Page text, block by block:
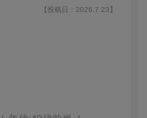
【投稿日：2026.7.23】